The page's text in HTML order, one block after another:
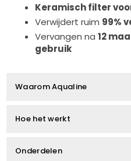
Keramisch filter
Verwijdert ruim 99%
Vervangen na 12
gebruik
Waarom Aqualine
Hoe het werkt
Onderdelen